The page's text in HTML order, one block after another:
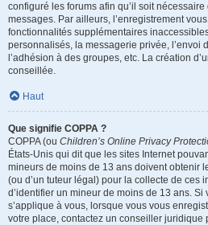
configuré les forums afin qu’il soit
messages. Par ailleurs, l’enregistrement
fonctionnalités supplémentaires
personnalisés, la messagerie privée, l’envoi
l’adhésion à des groupes, etc. La création
conseillée.
Haut
Que signifie COPPA ?
COPPA (ou Children’s Online Privacy
États-Unis qui dit que les sites Internet
mineurs de moins de 13 ans doivent obtenir
(ou d’un tuteur légal) pour la collecte de ces
d’identifier un mineur de moins de 13 ans. Si
s’applique à vous, lorsque vous vous
votre place, contactez un conseiller juridique